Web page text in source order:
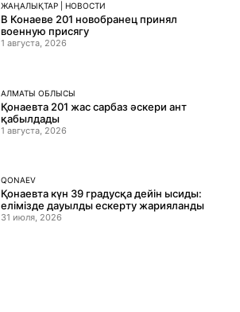
ЖАҢАЛЫҚТАР | НОВОСТИ
В Конаеве 201 новобранец принял
военную присягу
1 августа, 2026
АЛМАТЫ ОБЛЫСЫ
Қонаевта 201 жас сарбаз әскери ант
қабылдады
1 августа, 2026
QONAEV
Қонаевта күн 39 градусқа дейін ысиды:
елімізде дауылды ескерту жарияланды
31 июля, 2026